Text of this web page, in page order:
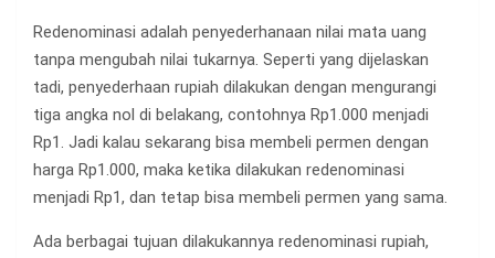
Redenominasi adalah penyederhanaan nilai mata uang
tanpa mengubah nilai tukarnya. Seperti yang dijelaskan
tadi, penyederhaan rupiah dilakukan dengan mengurangi
tiga angka nol di belakang, contohnya Rp1.000 menjadi
Rp1. Jadi kalau sekarang bisa membeli permen dengan
harga Rp1.000, maka ketika dilakukan redenominasi
menjadi Rp1, dan tetap bisa membeli permen yang sama.
Ada berbagai tujuan dilakukannya redenominasi rupiah,